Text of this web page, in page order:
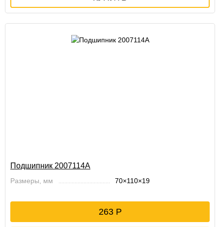
Подшипник 2007114А
Размеры, мм 70×110×19
263